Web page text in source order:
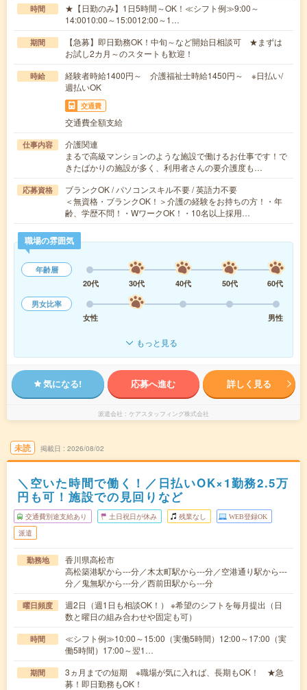
時間
★【日勤のみ】1日5時間～OK！≪シフト例≫9:00～
14:0010:00～15:0012:00～1…
期間
【急募】即日勤務OK！中旬～など開始日相談可 ★まずは
お試し2カ月～のスタートも歓迎！
時給
経験者時給1400円～ 介護福祉士時給1450円～ ※日払い/
週払いOK
交通費
交通費全額支給
仕事内容
介護関連
まるで高級マンションのような施設で働けるお仕事です！で
きたばかりの施設が多く、利用者さんの要介護度も…
応募資格
ブランクOK / パソコンスキル不要 / 英語力不要
＜無資格・ブランクOK！＞介護の経験をお持ちの方！・年
齢、学歴不問！・WワークOK！・10名以上採用…
職場の雰囲気
年齢層
20代
30代 40代 50代
60代
男女比率
女性
男性
もっと見る
気になる! 応募へ進む 詳しく見る
派遣会社 ケアスタッフィング株式会社
未読 掲載日 2026/08/02
＼空いた時間で働く！／日払いOK×1勤務2.5万
円も可！施設での見回りなど
交通費別途支給あり 土日祝日が休み 残業なし WEB登録OK
派遣
勤務地
香川県高松市
高松築港駅から---分／木太町駅から---分／空港通り駅から---
分／鬼無駅から---分／西前田駅から---分
曜日頻度
週2日（週1日も相談OK！） ※希望のシフトを毎月提出（日
数と曜日の組み合わせや固定も可）
時間
≪シフト例≫10:00～15:00（実働5時間）12:00～17:00（実
働5時間）17:00～翌1…
期間
3ヵ月までの短期 ※職場が気に入れば、長期もOK！ ★急
募！即日勤務もOK！